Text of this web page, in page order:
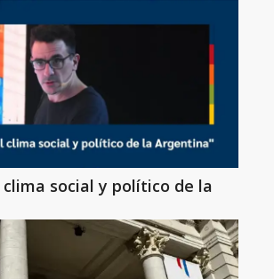
social y político de la